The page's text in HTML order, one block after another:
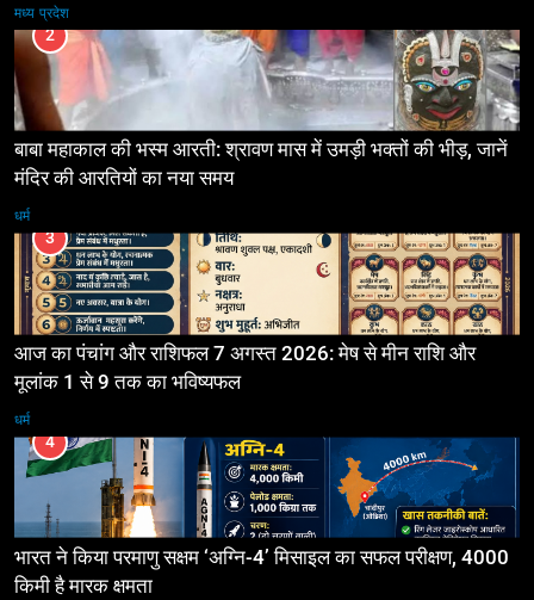
मध्य प्रदेश
2
बाबा महाकाल की भस्म आरती: श्रावण मास में उमड़ी भक्तों की भीड़, जानें
मंदिर की आरतियों का नया समय
धर्म
3
आज का पंचांग और राशिफल 7 अगस्त 2026: मेष से मीन राशि और
मूलांक 1 से 9 तक का भविष्यफल
धर्म
4
भारत ने किया परमाणु सक्षम ‘अग्नि-4’ मिसाइल का सफल परीक्षण, 4000
किमी है मारक क्षमता